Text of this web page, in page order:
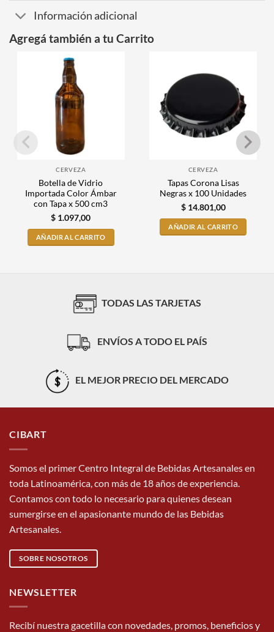
Información adicional
Agregá también a tu Carrito
CERVEZA
Botella de Vidrio
Importada Color Ámbar
con Tapa x 500 cm3
$ 1.097,00
AÑADIR AL CARRITO
CERVEZA
Tapas Corona Lisas
Negras x 100 Unidades
$14.801,00
AÑADIR AL CARRITO
TODAS LAS TARJETAS
ENVÍOS A TODO EL PAÍS
EL MEJOR PRECIO DEL MERCADO
CIBART
Somos el primer Centro Integral de Bebidas Artesanales en
toda Latinoamérica, con más de 18 años de experiencia.
Contamos con todo lo necesario para quienes desean
sumergirse en el apasionante mundo de las Bebidas
Artesanales.
SOBRE NOSOTROS
NEWSLETTER
Recibí nuestra gacetilla con novedades, promos, beneficios y